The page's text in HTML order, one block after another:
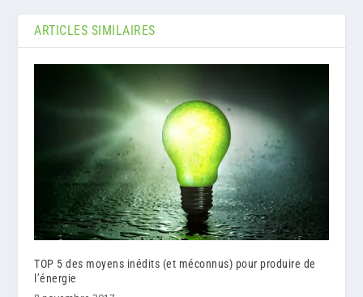
ARTICLES SIMILAIRES
TOP 5 des moyens inédits (et méconnus) pour produire de
l’énergie